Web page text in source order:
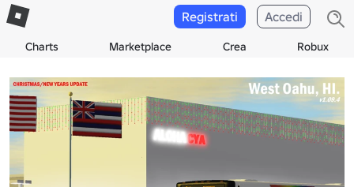
Charts Marketplace Crea Robux
Registrati Accedi